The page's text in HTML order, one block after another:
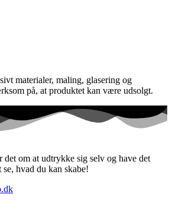
materialer, maling, glasering og
på, at produktet kan være udsolgt.
det om at udtrykke sig selv og have det
hvad du kan skabe!